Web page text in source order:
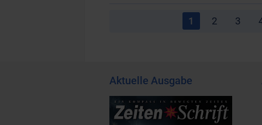
1 2 3
Aktuelle Ausgabe